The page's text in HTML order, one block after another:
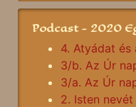
Podcast - 2020
4. Atyádat
3/b. Az Úr
3/a. Az Úr
2. Isten